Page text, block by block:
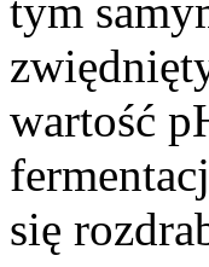
tym
wartość
się